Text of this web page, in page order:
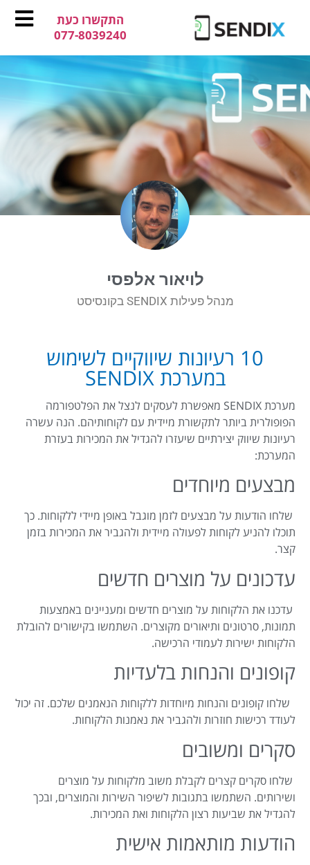
התקשרו כעת
077-8039240
לויאור אלפסי
מנהל פעילות SENDIX בקונסיסט
10 רעיונות שיווקיים לשימוש
במערכת SENDIX
מערכת SENDIX מאפשרת לעסקים לנצל את הפלטפורמה
הפופולרית ביותר לתקשורת מיידית עם לקוחותיהם. הנה עשרה
רעיונות שיווק יצירתיים שיעזרו להגדיל את המכירות בעזרת
המערכת:
מבצעים מיוחדים
שלחו הודעות על מבצעים לזמן מוגבל באופן מיידי ללקוחות. כך
תוכלו להניע לקוחות לפעולה מיידית ולהגביר את המכירות בזמן
קצר.
עדכונים על מוצרים חדשים
עדכנו את הלקוחות על מוצרים חדשים ומעניינים באמצעות
תמונות, סרטונים ותיאורים מקוצרים. השתמשו בקישורים להובלת
הלקוחות ישירות לעמודי הרכישה.
קופונים והנחות בלעדיות
שלחו קופונים והנחות מיוחדות ללקוחות הנאמנים שלכם. זה יכול
לעודד רכישות חוזרות ולהגביר את נאמנות הלקוחות.
סקרים ומשובים
שלחו סקרים קצרים לקבלת משוב מלקוחות על מוצרים
ושירותים. השתמשו בתגובות לשיפור השירות והמוצרים, ובכך
להגדיל את שביעות רצון הלקוחות ואת המכירות.
הודעות מותאמות אישית